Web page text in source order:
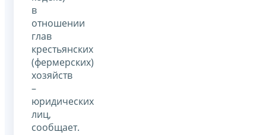
в
отношении
глав
крестьянских
(фермерских)
хозяйств
–
юридических
лиц,
сообщает.